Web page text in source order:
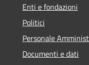
Enti e fondazioni
Politici
Personale
Documenti e dati